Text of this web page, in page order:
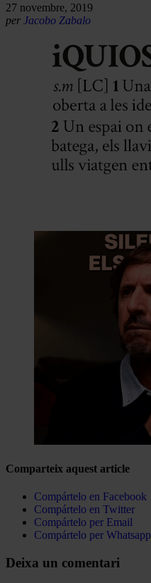
27 novembre, 2019
per Jacobo Zabalo
Comparteix aquest article
Compártelo en Facebook
Compártelo en Twitter
Compártelo per Email
Compártelo per Whatsapp
Deixa un comentari